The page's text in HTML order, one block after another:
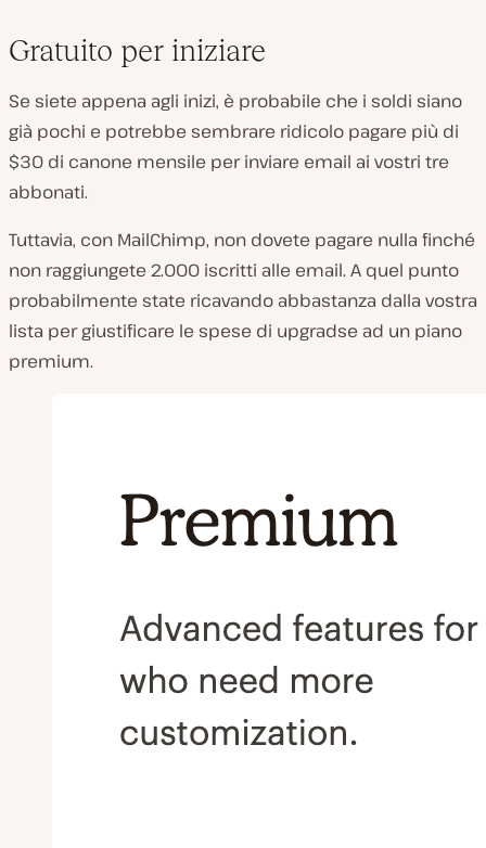
Gratuito per iniziare
Se siete appena agli inizi, è probabile che i soldi siano
già pochi e potrebbe sembrare ridicolo pagare più di
$30 di canone mensile per inviare email ai vostri tre
abbonati.
Tuttavia, con MailChimp, non dovete pagare nulla finché
non raggiungete 2.000 iscritti alle email. A quel punto
probabilmente state ricavando abbastanza dalla vostra
lista per giustificare le spese di upgradse ad un piano
premium.